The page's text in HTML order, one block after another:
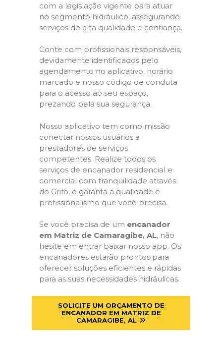
com a legislação vigente para atuar
no segmento hidráulico, assegurando
serviços de alta qualidade e confiança.
Conte com profissionais responsáveis,
devidamente identificados pelo
agendamento no aplicativo, horário
marcado e nosso código de conduta
para o acesso ao seu espaço,
prezando pela sua segurança.
Nosso aplicativo tem como missão
conectar nossos usuários a
prestadores de serviços
competentes. Realize todos os
serviços de encanador residencial e
comercial com tranquilidade através
do Grifo, e garanta a qualidade e
profissionalismo que você precisa.
Se você precisa de um encanador
em Matriz de Camaragibe, AL, não
hesite em entrar baixar nosso app. Os
encanadores estarão prontos para
oferecer soluções eficientes e rápidas
para as suas necessidades hidráulicas.
SOLICITE UM ORÇAMENTO DE
ENCANADOR EM MATRIZ DE
CAMARAGIBE, AL